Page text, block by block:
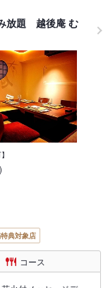
放題 越後庵 む
典対象店
コース